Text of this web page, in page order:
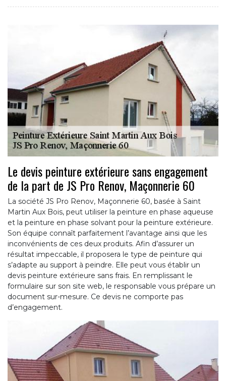
Le devis peinture extérieure sans engagement
de la part de JS Pro Renov, Maçonnerie 60
La société JS Pro Renov, Maçonnerie 60, basée à Saint
Martin Aux Bois, peut utiliser la peinture en phase aqueuse
et la peinture en phase solvant pour la peinture extérieure.
Son équipe connaît parfaitement l’avantage ainsi que les
inconvénients de ces deux produits. Afin d’assurer un
résultat impeccable, il proposera le type de peinture qui
s’adapte au support à peindre. Elle peut vous établir un
devis peinture extérieure sans frais. En remplissant le
formulaire sur son site web, le responsable vous prépare un
document sur-mesure. Ce devis ne comporte pas
d’engagement.